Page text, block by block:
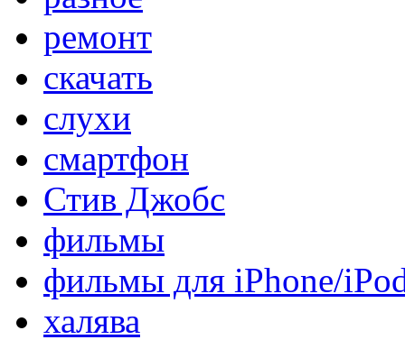
ремонт
скачать
слухи
смартфон
Стив Джобс
фильмы
фильмы для iPhone/
халява